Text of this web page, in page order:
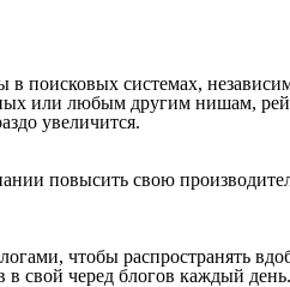
в поисковых системах,
или любым другим нишам,
увеличится.
повысить свою
чтобы распространять
в свой черед блогов каждый день.